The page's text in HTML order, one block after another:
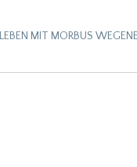
LEBEN MIT MORBUS